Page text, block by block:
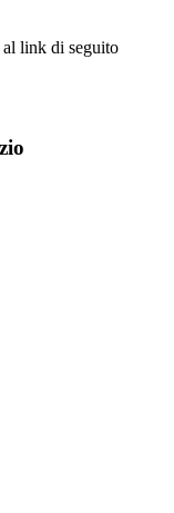
al link di seguito